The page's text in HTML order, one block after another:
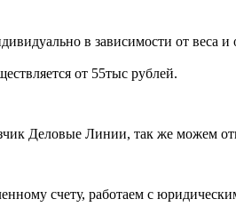
в зависимости от веса и
от 55тыс рублей.
Деловые Линии, так же можем
счету, работаем с